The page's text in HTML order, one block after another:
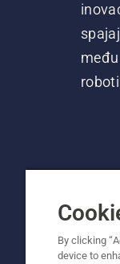
By clicking
device to